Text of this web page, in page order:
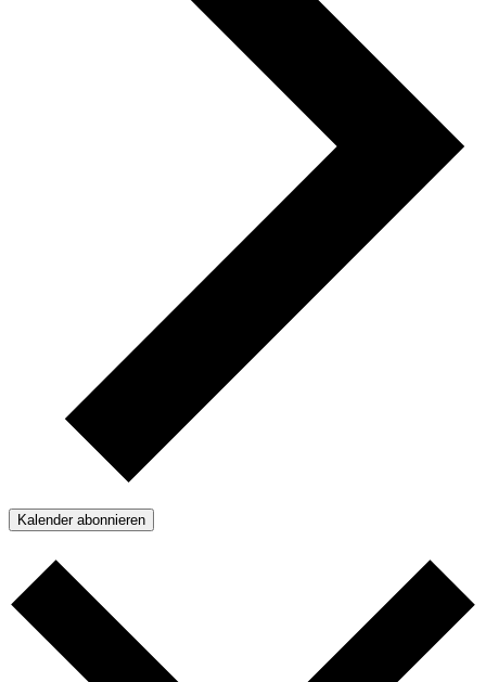
Kalender abonnieren